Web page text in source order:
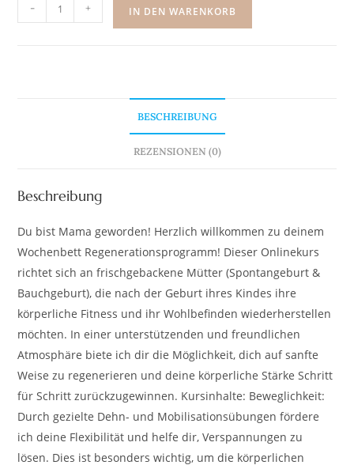
- + IN DEN WARENKORB
BESCHREIBUNG
REZENSIONEN (0)
Beschreibung
Du bist Mama geworden! Herzlich willkommen zu deinem
Wochenbett Regenerationsprogramm! Dieser Onlinekurs
richtet sich an frischgebackene Mütter (Spontangeburt &
Bauchgeburt), die nach der Geburt ihres Kindes ihre
körperliche Fitness und ihr Wohlbefinden wiederherstellen
möchten. In einer unterstützenden und freundlichen
Atmosphäre biete ich dir die Möglichkeit, dich auf sanfte
Weise zu regenerieren und deine körperliche Stärke Schritt
für Schritt zurückzugewinnen. Kursinhalte: Beweglichkeit:
Durch gezielte Dehn- und Mobilisationsübungen fördere
ich deine Flexibilität und helfe dir, Verspannungen zu
lösen. Dies ist besonders wichtig, um die körperlichen